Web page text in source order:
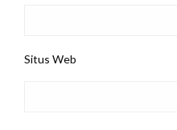
Situs Web